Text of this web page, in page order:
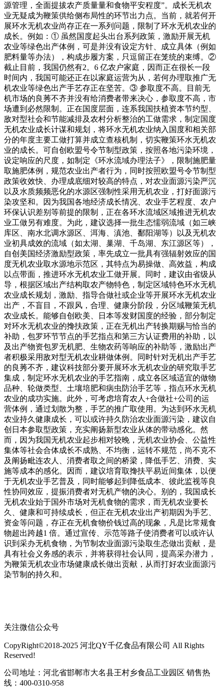
源管理，全面提拔农产质量量和食物平安程度”。成长无机农
业无疑成为鞭策供给侧布局性的环节出力点。当前，就若何开
展环水无机农业尚存正在一系列问题，限制了环水无机农业的
成长。例如：① 虽然国度起头出台系列政策，激励开展无机
农业等绿色出产体例，可是并没有设定方针、成立具体（例如
肥料量等办法），构成步履方案，只逗留正在笼统的束缚。②
截止目前，我国仍然有2。6 亿农户家庭，因而正在很长一段
时间内，我国可能还正在以家庭运营为从，若何办理取推广无
机农业等绿色出产手艺存正在坚苦。③ 参取度不高。目前无
机市场的良莠不齐并没有给消费者带来决心，参取度不高，市
场遭到必然限制。正在国度层面，连系我国扶植资本节约型、
敌对型社会和节能减排及农村分析整治的工做需求，制定国度
无机农业成长计谋和规划，将环水无机农业纳入国度和相关部
分的年度主要工做打算并成立查核机制，切实鞭策环水无机农
业的成长。可自创欧盟号令节制型政策，按照各地污染环境，
设定响应的尺度，如制定《环水流域办理法子》，限制施肥量
取施肥体例，规范农业出产者行为，同时按照欧盟号令节制型
政策收效快、办理成底细对较高的特点，对农业面源污染严沉
以及水质频频恶化的水源区强制性采用无机农业，打好面源污
染攻坚和。因为我国各地经济成长情况、农业手艺程度、农户
环保认识差别等前提的限制，正在各环水流域区域推进无机农
业工做另有难度。为此，建议选择一批生态懦弱流域（如三峡
库区、南水北调水源区、洱海、滇池、鄱阳湖等）以及无机农
业初具成效的流域（如太湖、巢湖、千岛湖、东江源区等），
自创美国经济激励型政策，率先成立一批具有强辐射效应的国
度无机农业取水源地示范区，其特点为易操做、高效益，构成
以点带面，推进环水无机农业工做开展。同时，建议由省级从
导，根据区域出产结构取农产物特色，制定区域特色环水无机
农业成长规划，激励、指导合做社或企业等开展环水无机农业
出产，不盲目，不跟风，合理、健康分阶段，分区域鞭策无机
农业成长。能够自创欧美、日本等发财国度的经验，部分制定
对环水无机农业的搀扶政策，正在无机出产转换期赐与恰当的
补助，包罗环节节点的手艺指点和第三方认证费用的补助，以
及出产物资包罗无机肥、生物农药等响应的补助等，激励出产
者积极采用敌对型无机农业耕做体例。同时针对无机出产手艺
的良莠不齐，建议科技部分要开展环水无机农业的研究取手艺
集成，制定环水无机农业的手艺指南，成立各区域适宜的做物
品种、轮做类型、土壤培肥和病虫防治手艺等，指点环水无机
农业的成功实施。此外，可考虑培育农人+合做社+公司的运
营体例，通过划散为整，手艺的推广取使用。为达到环水无机
农业持久健康成长，可以或许持久防治农业面源污染，建议自
创日本参取型政策，充实阐扬新型农业从体的带动感化。然
而，因为我国无机农业起步相对较晚，无机农业协会、公益性
集体等社会合体成长不成熟、不均衡，运转不规范，尚不克不
及阐扬毗连农人、消费者取之间的桥梁，降低手艺、消费、实
施等成本的感化。因而，建议培育取搀扶平易近间集体，以便
于无机农业手艺普及，同时能够起到降低成本、彼此监视等良
性协同效应，提振消费者对无机产物的决心。别的，我国成长
无机农业始于国外市场对无机食物的需求，而无机农业要长
久、健康和可持续成长，但正在无机农业出产初期因为手艺、
资金等问题，存正在无机食物价钱过高的现象，凡是比常规食
物超出跨越1 倍。通过宣传、示范等路子使消费者可以或许认
识到采办无机食物，为节制农业面源污染取生态做出贡献，是
具有社会义务感的表示，并将获得社会认同，提高采办潜力，
为鞭策无机农业市场健康成长做出贡献，从而打好农业面源污
染节制的持久和。
关注微信公众号
CopyRight©2018-2025 河北QY千亿食品有限公司 All Rights
Reserved!
公司地址：河北省邯郸市大名县王村乡食品工业园区 销售热
线：400-0310-958